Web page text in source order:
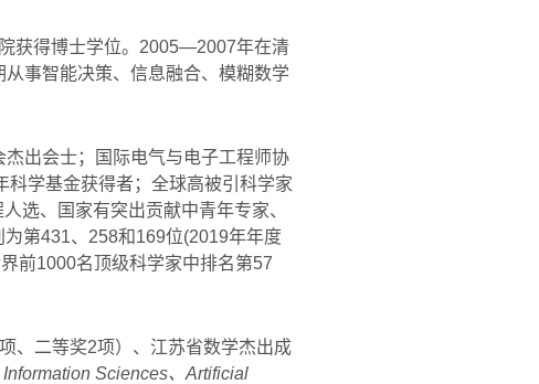
获得博士学位。 2005—2007年在清
事智能决策、信息融合、模糊数学
出会士；国际电气与电子工程师协
科学基金获得者；全球高被引科学家
选、国家有突出贡献中青年专家、
为第431、 258和169位(2019年年度
前1000名顶级科学家中排名第57
项、二等奖2项）、江苏省数学杰出成
Information Sciences、 Artificial